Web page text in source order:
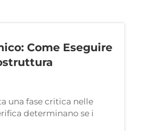
Come Eseguire
una fase critica nelle
determinano se i
L'efficacia di